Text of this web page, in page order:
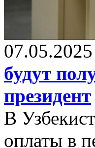
07.05.2025
будут
президент
В
оплаты в